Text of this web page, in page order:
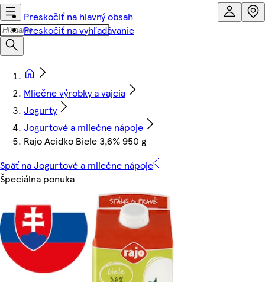
Preskočiť na hlavný obsah
Preskočiť na vyhľadávanie
Mliečne výrobky a vajcia
Jogurty
Jogurtové a mliečne nápoje
Rajo Acidko Biele 3,6% 950 g
Späť na Jogurtové a mliečne nápoje
Špeciálna ponuka